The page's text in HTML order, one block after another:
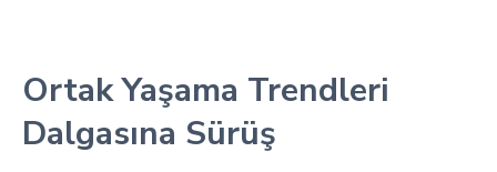
Ortak Yaşama Trendleri
Dalgasına Sürüş